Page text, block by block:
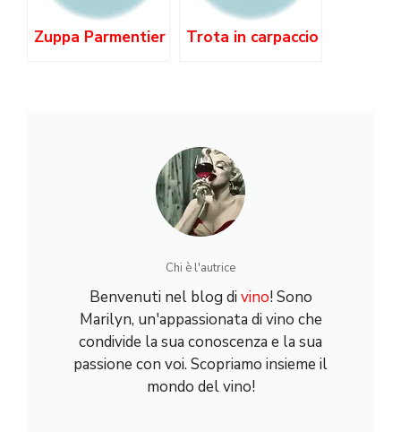
Zuppa Parmentier Trota in carpaccio
Chi è l'autrice
Benvenuti nel blog divino! Sono
Marilyn, un'appassionata di vino che
condivide la sua conoscenza e la sua
passione con voi. Scopriamo insieme il
mondo del vino!